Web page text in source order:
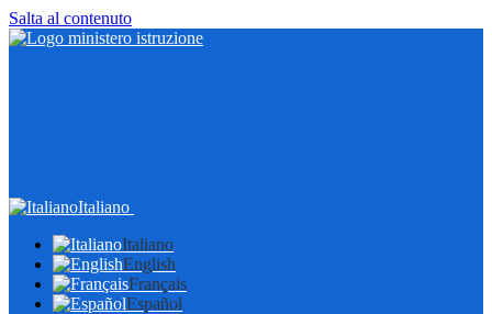
Salta al contenuto
Italiano
Italiano
English
Français
Español